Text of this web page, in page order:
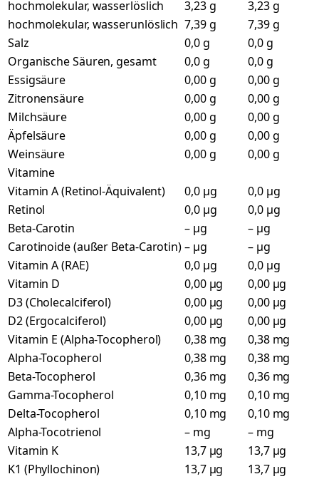
hochmolekular, wasserlöslich
3,23 g
3,23 g
hochmolekular, wasserunlöslich 7,39 g
7,39 g
Salz
0,0 g
0,0 g
Organische Säuren, gesamt
0,0 g
0,0 g
Essigsäure
0,00 g
0,00 g
Zitronensäure
0,00 g
0,00 g
Milchsäure
0,00 g
0,00 g
Äpfelsäure
0,00 g
0,00 g
Weinsäure
0,00 g
0,00 g
Vitamine
Vitamin A (Retinol-Äquivalent)
0,0 µg
0,0 µg
Retinol
0,0 µg
0,0 µg
Beta-Carotin
– µg
– µg
Carotinoide (außer Beta-Carotin)– µg
– µg
Vitamin A (RAE)
0,0 µg
0,0 µg
Vitamin D
0,00 µg
0,00 µg
D3 (Cholecalciferol)
0,00 µg
0,00 µg
D2 (Ergocalciferol)
0,00 µg
0,00 µg
Vitamin E (Alpha-Tocopherol)
0,38 mg
0,38 mg
Alpha-Tocopherol
0,38 mg
0,38 mg
Beta-Tocopherol
0,36 mg
0,36 mg
Gamma-Tocopherol
0,10 mg
0,10 mg
Delta-Tocopherol
0,10 mg
0,10 mg
Alpha-Tocotrienol
– mg
– mg
Vitamin K
13,7 µg
13,7 µg
K1 (Phyllochinon)
13,7 µg
13,7 µg